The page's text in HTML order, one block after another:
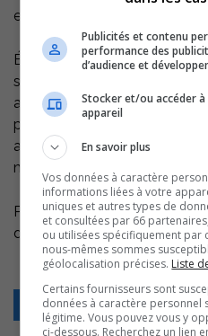
et musique.
Également, le Club de
samedi, à 13h30. Plusieurs
accepté l’invitation du Club
promotionnelle de Scrabble
amicales y seront
même heure.
Point de vue spectacles,
des concert chaque soir, à
Retour
Publicités et contenu
performance des
d’audience et
Stocker et/ou accéder
appareil
En savoir plus
Vos données à caractère
informations liées à votre
uniques et autres types de
et consultées par 66
ou utilisées spécifiquement par
nous-mêmes sommes
géolocalisation précises. Liste
Certains fournisseurs sont
données à caractère personnel
légitime. Vous pouvez vous y
ci-dessous. Recherchez un lien